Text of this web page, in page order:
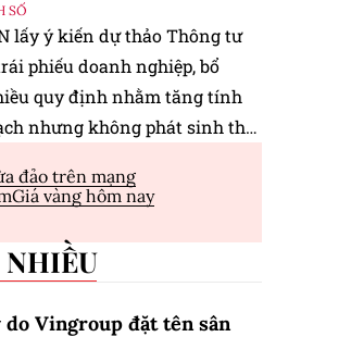
SỐ
lấy ý kiến dự thảo Thông tư
phiếu doanh nghiệp, bổ
quy định nhằm tăng tính
nhưng không phát sinh thủ
đảo trên mạng
Giá vàng hôm nay
NHIỀU
do Vingroup đặt tên sân